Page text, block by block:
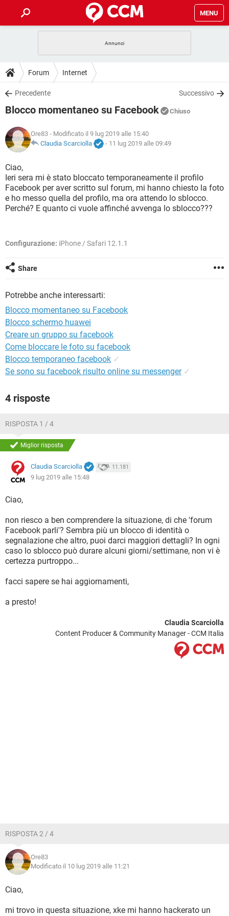
MENU
INTRATTENIMENTO
iOS
INSTAGRAM WHATSAPP
TIKTOK
HARDWARE
GUIDE
COVID-19
INSTAGRAM WHATSAPP
TIKTOK
HARDWARE
DOWNLOAD
COVID-19 GAMING
INTRATTENIMENTO
iOS WINDOWS 10
INSTAGRAM
TIKTOK FACEBOOK
HARDWARE
COVID-19 GAMING
INTRATTENIMENTO
iOS
INSTAGRAM WHATSAPP
TIKTOK FACEBOOK
GLOSSARIO
COVID-19
INTRATTENIMENTO ANDROID
iOS WINDOWS 10
WHATSAPP
HARDWARE
Forum Internet
Precedente Successivo
Blocco momentaneo su Facebook Chiuso
Ore83 - Modificato il 9 lug 2019 alle 15:40
Claudia Scarciolla
- 11 lug 2019 alle 09:49
Ciao,
Ieri sera mi è stato bloccato temporaneamente il profilo
Facebook per aver scritto sul forum, mi hanno chiesto la foto
e ho messo quella del profilo, ma ora attendo lo sblocco.
Perché? E quanto ci vuole affinché avvenga lo sblocco???
Configurazione: iPhone / Safari 12.1.1
Share
Potrebbe anche interessarti:
Blocco momentaneo su Facebook
Blocco schermo huawei
Creare un gruppo su facebook
Come bloccare le foto su facebook
Blocco temporaneo facebook ✓
Se sono su facebook risulto online su messenger ✓
4 risposte
RISPOSTA 1 / 4
Miglior risposta
Claudia Scarciolla 11.181
9 lug 2019 alle 15:48
Ciao,
non riesco a ben comprendere la situazione, di che 'forum
Facebook parli'? Sembra più un blocco di identità o
segnalazione che altro, puoi darci maggiori dettagli? In ogni
caso lo sblocco può durare alcuni giorni/settimane, non vi è
certezza purtroppo...
facci sapere se hai aggiornamenti,
a presto!
Claudia Scarciolla
Content Producer & Community Manager - CCM Italia
RISPOSTA 2 / 4
Ore83
Modificato il 10 lug 2019 alle 11:21
Ciao,
mi trovo in questa situazione, xke mi hanno hackerato un